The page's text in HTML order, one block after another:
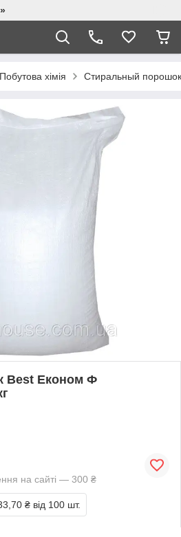
Побутова хімія Стиральный
Best Економ Ф
на сайті — 300 ₴
₴ від 100 шт.